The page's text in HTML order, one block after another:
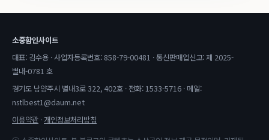
소중함인사이트
대표: 김수용 · 사업자등록번호: 858-79-00481 · 통신판매업신고: 제 2025-
별내-0781 호
경기도 남양주시 별내3로 322, 402호 · 전화: 1533-5716 · 메일:
nstlbest1@daum.net
이용약관 ·개인정보처리방침